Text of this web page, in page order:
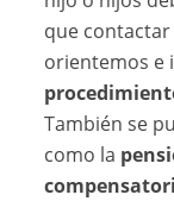
que
orientemos e
También se
como la